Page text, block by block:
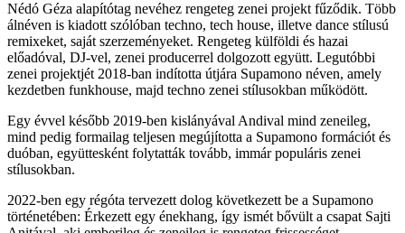
Nédó Géza alapítótag nevéhez rengeteg zenei projekt fűződik. Több
álnéven is kiadott szólóban techno, tech house, illetve dance stílusú
remixeket, saját szerzeményeket. Rengeteg külföldi és hazai
előadóval, DJ-vel, zenei producerrel dolgozott együtt. Legutóbbi
zenei projektjét 2018-ban indította útjára Supamono néven, amely
kezdetben funkhouse, majd techno zenei stílusokban működött.
Egy évvel később 2019-ben kislányával Andival mind zeneileg,
mind pedig formailag teljesen megújította a Supamono formációt és
duóban, együttesként folytatták tovább, immár populáris zenei
stílusokban.
2022-ben egy régóta tervezett dolog következett be a Supamono
történetében: Érkezett egy énekhang, így ismét bővült a csapat Sajti